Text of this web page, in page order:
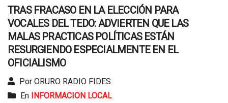
TRAS FRACASO EN LA ELECCIÓN PARA
VOCALES DEL TEDO: ADVIERTEN QUE LAS
MALAS PRACTICAS POLÍTICAS ESTÁN
RESURGIENDO ESPECIALMENTE EN EL
OFICIALISMO
Por ORURO RADIO FIDES
En INFORMACION LOCAL